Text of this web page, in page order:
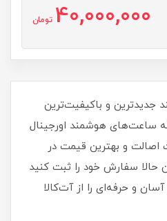
40,000,000 تومان
جدیدترین و باکیفیت‌ترین
ساعت‌های هوشمند اورجینال
اصالت و بهترین قیمت در
حالا سفارش خود را ثبت کنید
و حرفه‌ای را از آت‌کالا